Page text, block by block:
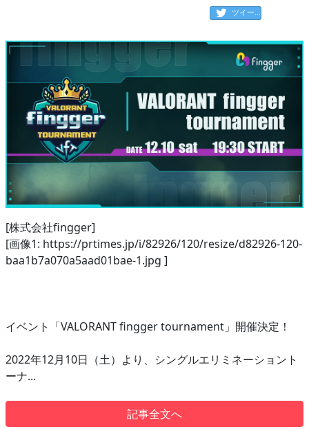
ツイート
[株式会社fingger]
[画像1: https://prtimes.jp/i/82926/120/resize/d82926-120-
baa1b7a070a5aad01bae-1.jpg ]
イベント「VALORANT fingger tournament」開催決定！
2022年12月10日（土）より、シングルエリミネーショント
ーナ...
記事全文へ